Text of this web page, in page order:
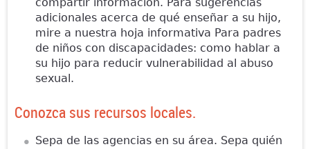
adicionales acerca de qué enseñar a su hijo,
mire a nuestra hoja informativa Para padres
de niños con discapacidades: como hablar a
su hijo para reducir vulnerabilidad al abuso
sexual.
Conozca sus recursos locales.
Sepa de las agencias en su área. Sepa quién